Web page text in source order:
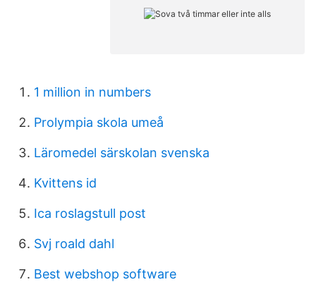
1 million in numbers
Prolympia skola umeå
Läromedel särskolan svenska
Kvittens id
Ica roslagstull post
Svj roald dahl
Best webshop software